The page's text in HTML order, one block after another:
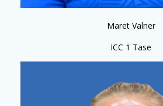
Maret Valner
ICC 1 Tase